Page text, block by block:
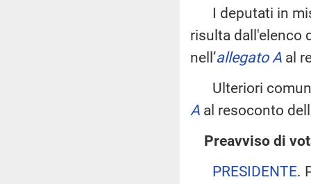
I deputati in
risulta dall'elenco
nell’allegato A al
Ulteriori
A al resoconto
Preavviso di
PRESIDENTE.